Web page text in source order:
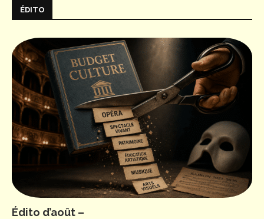
ÉDITO
Édito d’août –